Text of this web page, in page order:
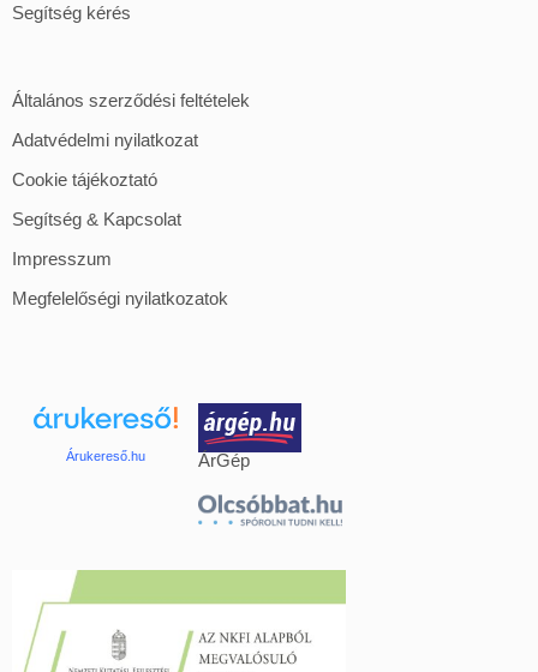
Segítség kérés
Általános szerződési feltételek
Adatvédelmi nyilatkozat
Cookie tájékoztató
Segítség & Kapcsolat
Impresszum
Megfelelőségi nyilatkozatok
Árukereső.hu ÁrGép